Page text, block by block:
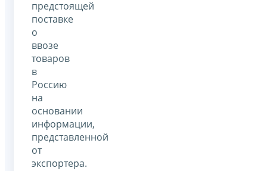
предстоящей
поставке
о
ввозе
товаров
в
Россию
на
основании
информации,
представленной
от
экспортера.